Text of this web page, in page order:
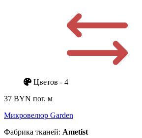
Цветов - 4
37 BYN пог. м
Микровелюр Garden
Фабрика тканей: Ametist